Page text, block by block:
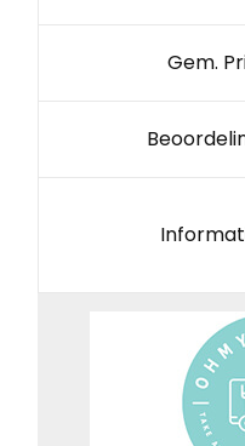
Gem.